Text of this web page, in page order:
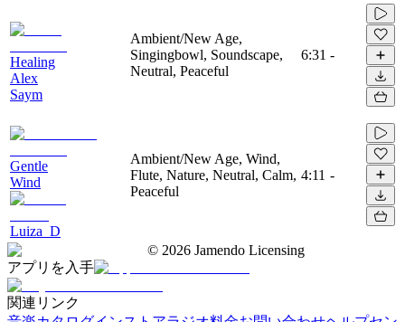
Healing
Alex
Saym
Ambient/New Age,
Singingbowl, Soundscape,
Neutral, Peaceful
6:31 -
Gentle
Wind
Luiza_D
Ambient/New Age, Wind,
Flute, Nature, Neutral, Calm,
Peaceful
4:11 -
© 2026 Jamendo Licensing
アプリを入手
関連リンク